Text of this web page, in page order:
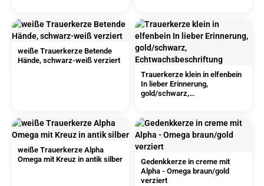
weiße Trauerkerze Betende
Hände, schwarz-weiß verziert
Trauerkerze klein in elfenbein
In lieber Erinnerung,
gold/schwarz,
weiße Trauerkerze Alpha
Omega mit Kreuz in antik silber
Gedenkkerze in creme mit
Alpha - Omega braun/gold
verziert